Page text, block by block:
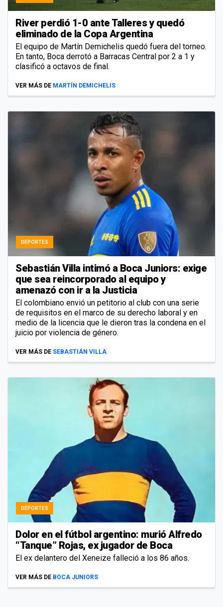
River perdió 1-0 ante Talleres y quedó
eliminado de la Copa Argentina
El equipo de Martín Demichelis quedó fuera del torneo.
En tanto, Boca derrotó a Barracas Central por 2 a 1 y
clasificó a octavos de final.
VER MÁS DE MARTÍN DEMICHELIS
DEPORTES
Sebastián Villa intimó a Boca Juniors: exige
que sea reincorporado al equipo y
amenazó con ir a la Justicia
El colombiano envió un petitorio al club con una serie
de requisitos en el marco de su derecho laboral y en
medio de la licencia que le dieron tras la condena en el
juicio por violencia de género.
VER MÁS DE SEBASTIÁN VILLA
DEPORTES
Dolor en el fútbol argentino: murió Alfredo
“Tanque” Rojas, ex jugador de Boca
El ex delantero del Xeneize falleció a los 86 años.
VER MÁS DE BOCA JUNIORS